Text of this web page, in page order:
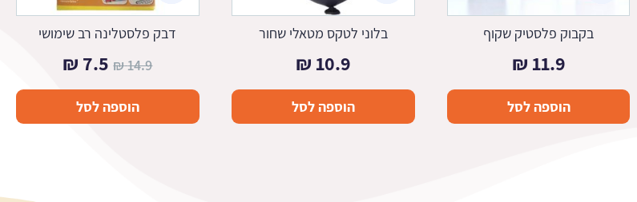
בקבוק פלסטיק שקוף
11.9
₪
הוספה לסל
בלוני לטקס מטאלי שחור
10.9
₪
הוספה לסל
דבק פלסטלינה רב שימושי
14.9
₪ המחיר
המקורי
היה:
7.5
₪המחיר
הנוכחי
הוספה לסל